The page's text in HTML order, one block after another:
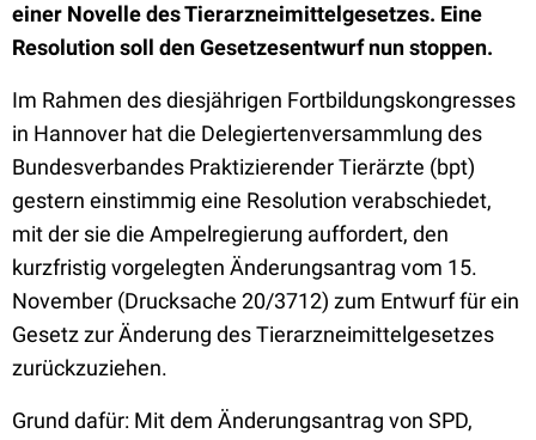
einer Novelle des Tierarzneimittelgesetzes. Eine
Resolution soll den Gesetzesentwurf nun stoppen.
Im Rahmen des diesjährigen Fortbildungskongresses
in Hannover hat die Delegiertenversammlung des
Bundesverbandes Praktizierender Tierärzte (bpt)
gestern einstimmig eine Resolution verabschiedet,
mit der sie die Ampelregierung auffordert, den
kurzfristig vorgelegten Änderungsantrag vom 15.
November (Drucksache 20/3712) zum Entwurf für ein
Gesetz zur Änderung des Tierarzneimittelgesetzes
zurückzuziehen.
Grund dafür: Mit dem Änderungsantrag von SPD,